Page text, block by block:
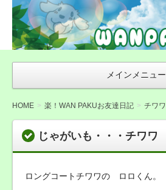
WAN友ブログ
（ご来店感謝ブ
ログ）〜札幌市
豊平区の犬トリ
ミング・無添加
おやつ店
WANPAKU（わ
んぱく）
メインメニュー
HOME 楽！WAN PAKUお友達日記 チワワ
じゃがいも・・・チワワ
ロングコートチワワの ロロくん。